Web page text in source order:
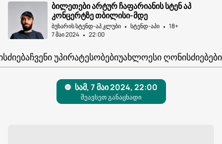
ბილეთები არტურ ჩაფარიანის სტენ აპ
კონცერტზე თბილისი-მდე
ბუხარის სტენდ-აპ კლუბი სტენდ-აპი
18+
7 მაი 2024
22:00
ᲩᲕᲔᲜᲘ ᲣᲞᲘᲠᲐᲢᲔᲡᲝᲑᲔᲑᲘᲣᲐᲮᲚᲝᲔᲡᲘ ᲦᲝᲜᲘᲡᲫᲘᲔᲑᲔᲑᲘ